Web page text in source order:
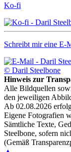
Ko-fi
Schreibt mir eine E-
© Daril Steelbone
Hinweis zur
Alle Bildquellen
den jeweiligen
Ab 02.08.2026
Eigene Fotografien
Sämtliche Texte,
Steelbone, sofern
(Gemäß